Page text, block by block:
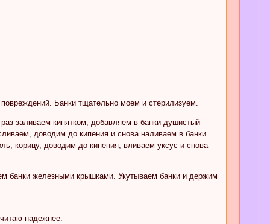
Банки тщательно моем и стерилизуем.
заливаем кипятком, добавляем в банки душистый
доводим до кипения и снова наливаем в банки.
корицу, доводим до кипения, вливаем уксус и снова
банки железными крышками. Укутываем банки и держим
надежнее.